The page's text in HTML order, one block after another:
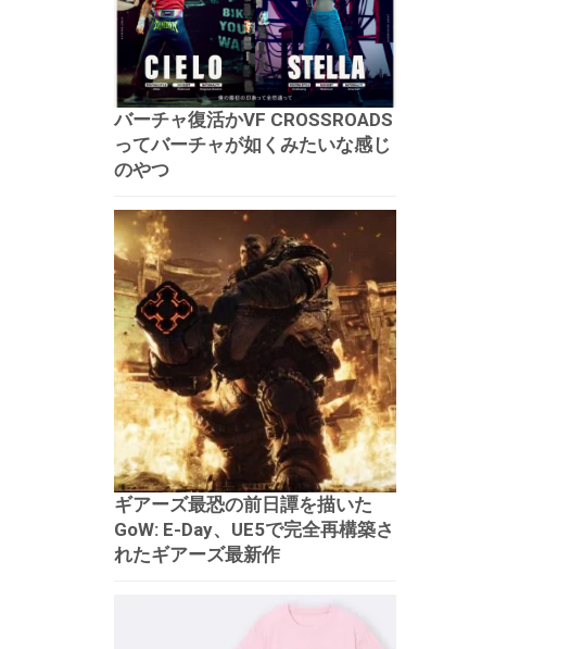
バーチャ復活かVF CROSSROADS
ってバーチャが如くみたいな感じ
のやつ
ギアーズ最恐の前日譚を描いた
GoW: E-Day、UE5で完全再構築さ
れたギアーズ最新作